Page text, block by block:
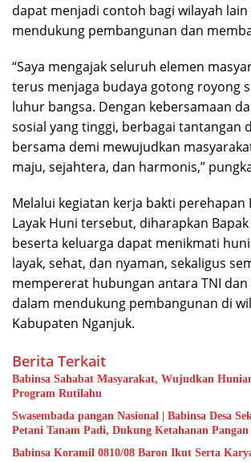
dapat menjadi contoh bagi wilayah lain
mendukung pembangunan dan
“Saya mengajak seluruh elemen
terus menjaga budaya gotong royong
luhur bangsa. Dengan kebersamaan
sosial yang tinggi, berbagai tantangan
bersama demi mewujudkan
maju, sejahtera, dan harmonis,”
Melalui kegiatan kerja bakti perehapan
Layak Huni tersebut, diharapkan
beserta keluarga dapat menikmati
layak, sehat, dan nyaman, sekaligus
mempererat hubungan antara TNI
dalam mendukung pembangunan di
Kabupaten Nganjuk.
Berita Terkait
Babinsa Sahabat Masyarakat, Wujudkan
Program Rutilahu
Swasembada pangan Nasional | Babinsa Desa
Petani Tanam Padi, Dukung Ketahanan Pangan
Babinsa Koramil 0810/08 Baron Ikut Serta